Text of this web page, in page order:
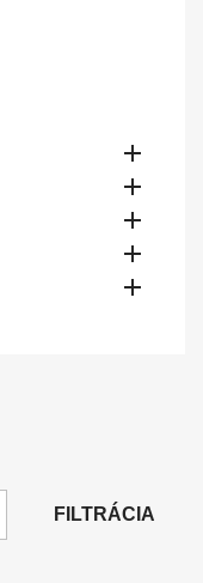





FILTRÁCIA